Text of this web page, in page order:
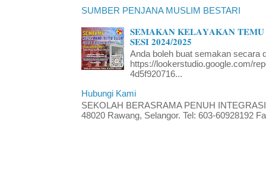
SUMBER PENJANA MUSLIM BESTARI
𝐒𝐄𝐌𝐀𝐊𝐀𝐍 𝐊𝐄𝐋𝐀𝐘𝐀𝐊𝐀𝐍 𝐓𝐄𝐌𝐔
𝐒𝐄𝐒𝐈 𝟐𝟎𝟐𝟒/𝟐𝟎𝟐𝟓
Anda boleh buat semakan secara
https://lookerstudio.google.com/
4d5f920716...
Hubungi Kami
SEKOLAH BERASRAMA PENUH
48020 Rawang, Selangor. Tel: 603-60928192